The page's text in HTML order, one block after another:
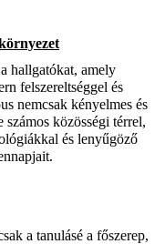
hallgatókat, amely
felszereltséggel és
nemcsak kényelmes és
közösségi térrel,
és lenyűgöző
a tanulásé a főszerep,